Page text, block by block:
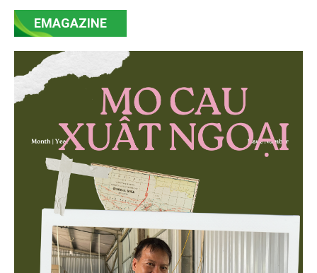
mạnh mẽ, thúc đẩy quá trình cải cách toàn diện,
minh bạch hóa chuỗi cung ứng và nâng cao hiệu
then chốt là nông nghiệp và môi trường.
EMAGAZINE